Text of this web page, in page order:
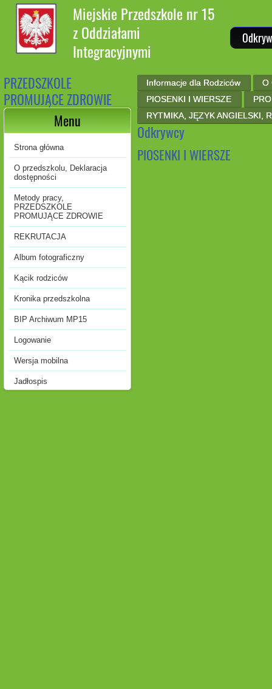
Miejskie Przedszkole nr 15
z Oddziałami
Integracyjnymi
PRZEDSZKOLE
PROMUJĄCE ZDROWIE
Menu
Strona główna
O przedszkolu, Deklaracja
dostępności
Metody pracy,
PRZEDSZKOLE
PROMUJĄCE ZDROWIE
REKRUTACJA
Album fotograficzny
Kącik rodziców
Kronika przedszkolna
BIP Archiwum MP15
Logowanie
Wersja mobilna
Jadłospis
Informacje dla Rodziców
O
PIOSENKI I WIERSZE
RYTMIKA, JĘZYK ANGIELSKI,
Odkrywcy
PIOSENKI I WIERSZE